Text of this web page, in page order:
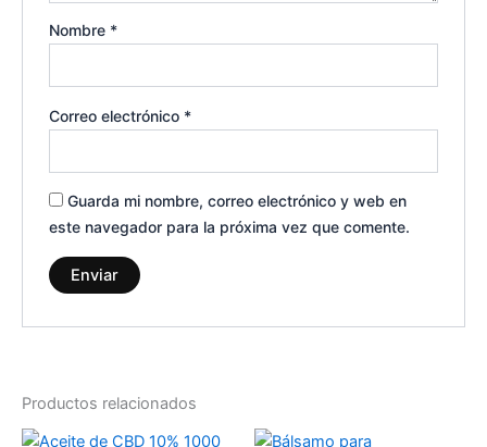
Nombre *
Correo electrónico *
Guarda mi nombre, correo electrónico y web en
este navegador para la próxima vez que comente.
Productos relacionados